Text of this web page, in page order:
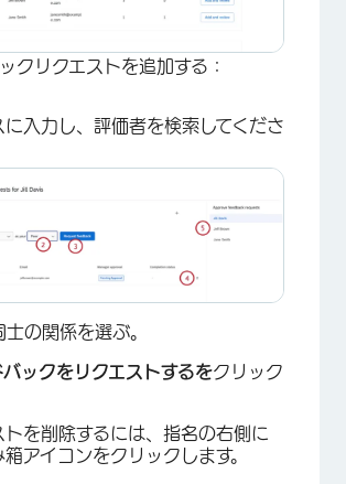
クリクエストを追加する：
に入力し、評価者を検索してくださ
の関係を選ぶ。
バックをリクエストするをクリック
トを削除するには、指名の右側に
箱アイコンをクリックします。